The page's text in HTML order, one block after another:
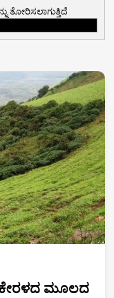
ತೋರಿಸಲಾಗುತ್ತಿದೆ
ಕೇರಳದ ಮೂಲದ